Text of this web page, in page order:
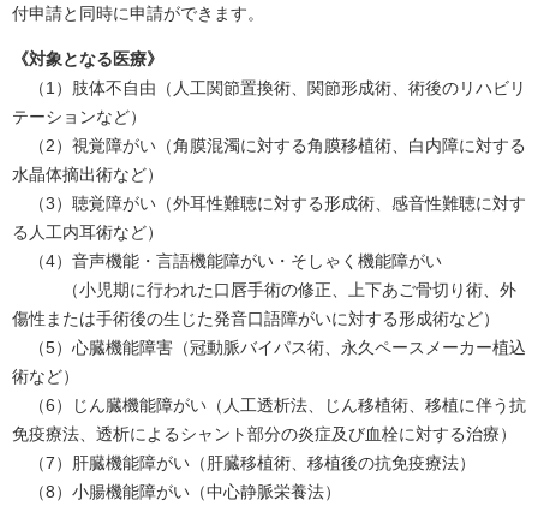
付申請と同時に申請ができます。
《対象となる医療》
（1）肢体不自由（人工関節置換術、関節形成術、術後のリハビリ
テーションなど）
（2）視覚障がい（角膜混濁に対する角膜移植術、白内障に対する
水晶体摘出術など）
（3）聴覚障がい（外耳性難聴に対する形成術、感音性難聴に対す
る人工内耳術など）
（4）音声機能・言語機能障がい・そしゃく機能障がい
（小児期に行われた口唇手術の修正、上下あご骨切り術、外
傷性または手術後の生じた発音口語障がいに対する形成術など）
（5）心臓機能障害（冠動脈バイパス術、永久ペースメーカー植込
術など）
（6）じん臓機能障がい（人工透析法、じん移植術、移植に伴う抗
免疫療法、透析によるシャント部分の炎症及び血栓に対する治療）
（7）肝臓機能障がい（肝臓移植術、移植後の抗免疫療法）
（8）小腸機能障がい（中心静脈栄養法）